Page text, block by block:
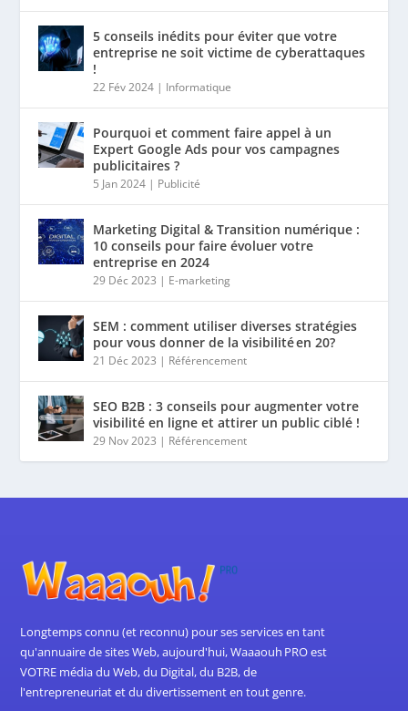
5 conseils inédits pour éviter que votre
entreprise ne soit victime de cyberattaques
!
22 Fév 2024 | Informatique
Pourquoi et comment faire appel à un
Expert Google Ads pour vos campagnes
publicitaires ?
5 Jan 2024 | Publicité
Marketing Digital & Transition numérique :
10 conseils pour faire évoluer votre
entreprise en 2024
29 Déc 2023 | E-marketing
SEM : comment utiliser diverses stratégies
pour vous donner de la visibilité en 20?
21 Déc 2023 | Référencement
SEO B2B : 3 conseils pour augmenter votre
visibilité en ligne et attirer un public ciblé !
29 Nov 2023 | Référencement
Longtemps connu (et reconnu) pour ses services en tant
qu'annuaire de sites Web, aujourd'hui, Waaaouh PRO est
VOTRE média du Web, du Digital, du B2B, de
l'entrepreneuriat et du divertissement en tout genre.